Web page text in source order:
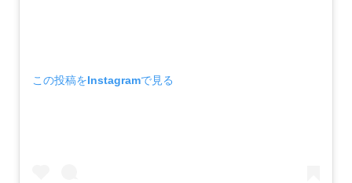
この投稿をInstagramで見る